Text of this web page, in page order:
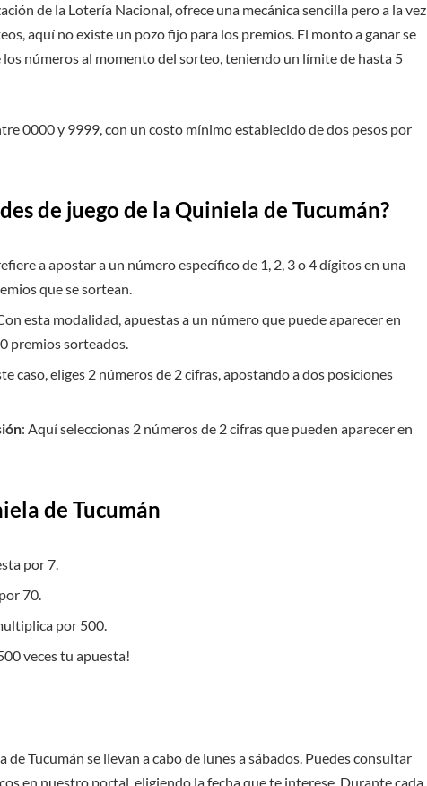
de la Lotería Nacional, ofrece una mecánica sencilla pero a la vez
aquí no existe un pozo fijo para los premios. El monto a ganar se
números al momento del sorteo, teniendo un límite de hasta 5
0000 y 9999, con un costo mínimo establecido de dos pesos por
de juego de la Quiniela de Tucumán?
a apostar a un número específico de 1, 2, 3 o 4 dígitos en una
que se sortean.
esta modalidad, apuestas a un número que puede aparecer en
premios sorteados.
caso, eliges 2 números de 2 cifras, apostando a dos posiciones
: Aquí seleccionas 2 números de 2 cifras que pueden aparecer en
de Tucumán
por 7.
70.
por 500.
veces tu apuesta!
Tucumán se llevan a cabo de lunes a sábados. Puedes consultar
en nuestro portal, eligiendo la fecha que te interese. Durante cada